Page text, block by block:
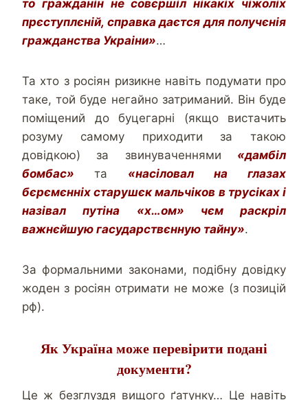
то гражданін не совєршіл нікакіх чіжоліх
прєступлєній, справка даєтся для получєнія
гражданства Украіни»…
Та хто з росіян ризикне навіть подумати про
таке, той буде негайно затриманий. Він буде
поміщений до буцегарні (якщо вистачить
розуму самому приходити за такою
довідкою) за звинуваченнями «дамбіл
бомбас» та «насіловал на глазах
бєрємєнніх старушєк мальчіков в трусіках і
назівал путіна «х…ом» чєм раскріл
важнєйшую гасударствєнную тайну».
За формальними законами, подібну довідку
жоден з росіян отримати не може (з позицій
рф).
Як Україна може перевірити подані
документи?
Це ж безглуздя вищого ґатунку… Це навіть